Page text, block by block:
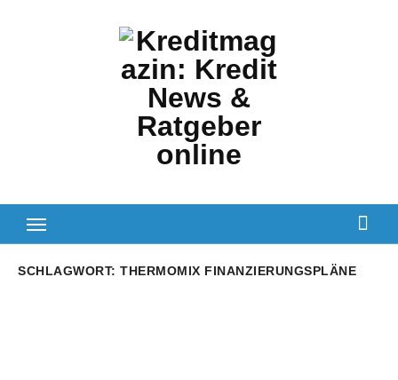
SCHLAGWORT: THERMOMIX FINANZIERUNGSPLÄNE